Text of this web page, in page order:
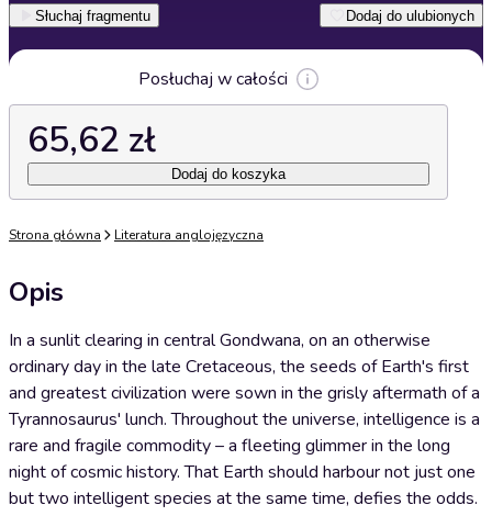
Słuchaj fragmentu Dodaj do ulubionych
Posłuchaj w całości
65,62 zł
Dodaj do koszyka
Strona główna Literatura anglojęzyczna
Opis
In a sunlit clearing in central Gondwana, on an otherwise
ordinary day in the late Cretaceous, the seeds of Earth's first
and greatest civilization were sown in the grisly aftermath of a
Tyrannosaurus' lunch. Throughout the universe, intelligence is a
rare and fragile commodity – a fleeting glimmer in the long
night of cosmic history. That Earth should harbour not just one
but two intelligent species at the same time, defies the odds.